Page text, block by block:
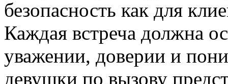
безопасность как для
Каждая встреча должна
уважении, доверии и
девушки по вызову